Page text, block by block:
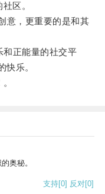
区。
，更重要的是和其
正能量的社交平
快乐。
奥秘。
支持[0] 反对[0]